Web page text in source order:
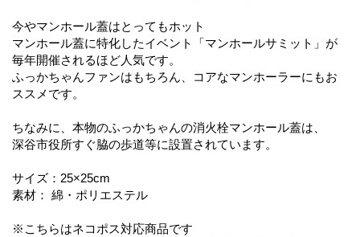
今やマンホール蓋はとってもホット
マンホール蓋に特化したイベント「マンホールサミット」が
毎年開催されるほど人気です。
ふっかちゃんファンはもちろん、コアなマンホーラーにもお
ススメです。
ちなみに、本物のふっかちゃんの消火栓マンホール蓋は、
深谷市役所すぐ脇の歩道等に設置されています。
サイズ：25×25cm
素材： 綿・ポリエステル
※こちらはネコポス対応商品です